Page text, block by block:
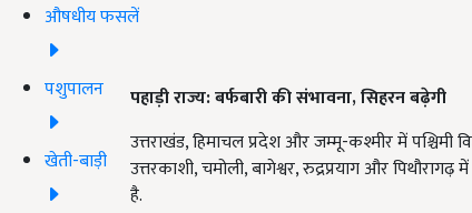
औषधीय फसलें
पशुपालन
खेती-बाड़ी
पहाड़ी राज्य: बर्फबारी की संभावना,सिहरन बढ़ेगी
उत्तराखंड, हिमाचल प्रदेश और जम्मू-कश्मीर में पश्चिमी
उत्तरकाशी, चमोली, बागेश्वर, रुद्रप्रयाग और
है.